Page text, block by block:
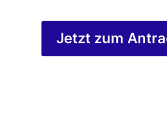
Jetzt zum